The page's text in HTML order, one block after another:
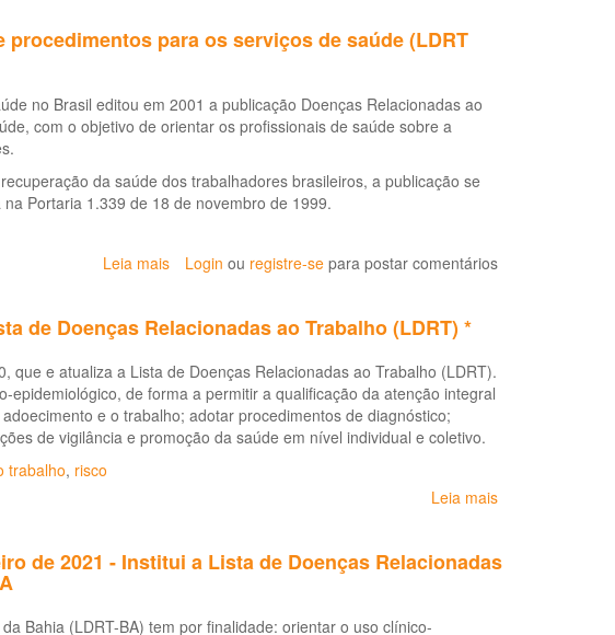
para os serviços de saúde (LDRT
no Brasil editou em 2001 a publicação Doenças Relacionadas ao
com o objetivo de orientar os profissionais de saúde sobre a
da saúde dos trabalhadores brasileiros, a publicação se
Portaria 1.339 de 18 de novembro de 1999.
Leia mais sobre
ao
manual
de
procedimentos
para
1999)
Login ou registre-se para postar comentários
de Doenças Relacionadas ao Trabalho (LDRT) *
que e atualiza a Lista de Doenças Relacionadas ao Trabalho (LDRT).
de forma a permitir a qualificação da atenção integral
e o trabalho; adotar procedimentos de diagnóstico;
de vigilância e promoção da saúde em nível individual e coletivo.
trabalho, risco
Leia mais
2.309
de 2021 - Institui a Lista de Doenças Relacionadas
Bahia (LDRT-BA) tem por finalidade: orientar o uso clínico-